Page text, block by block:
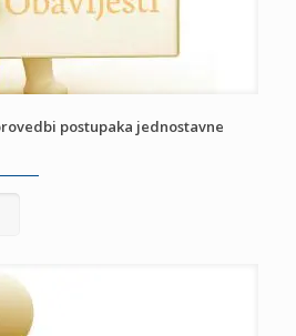
postupaka jednostavne